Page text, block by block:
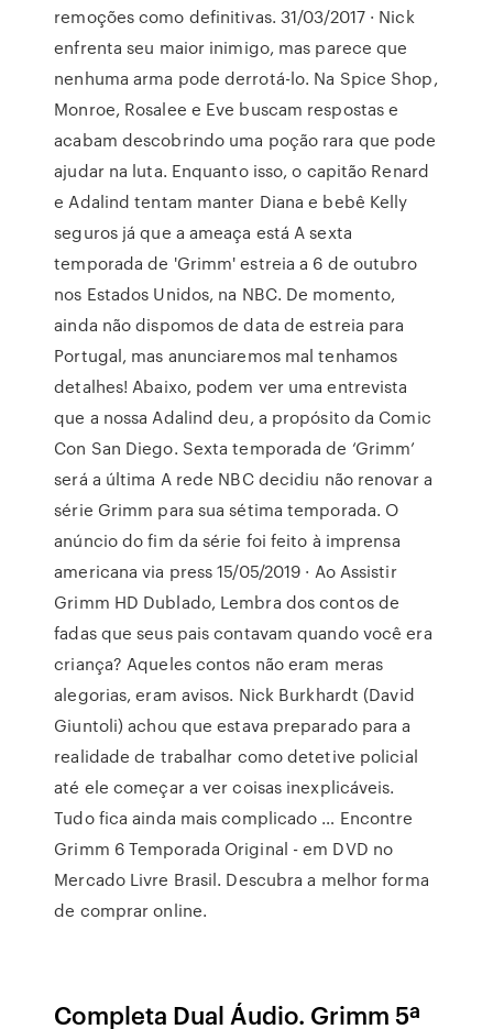
remoções como definitivas. 31/03/2017 · Nick
enfrenta seu maior inimigo, mas parece que
nenhuma arma pode derrotá-lo. Na Spice Shop,
Monroe, Rosalee e Eve buscam respostas e
acabam descobrindo uma poção rara que pode
ajudar na luta. Enquanto isso, o capitão Renard
e Adalind tentam manter Diana e bebê Kelly
seguros já que a ameaça está A sexta
temporada de 'Grimm' estreia a 6 de outubro
nos Estados Unidos, na NBC. De momento,
ainda não dispomos de data de estreia para
Portugal, mas anunciaremos mal tenhamos
detalhes! Abaixo, podem ver uma entrevista
que a nossa Adalind deu, a propósito da Comic
Con San Diego. Sexta temporada de ‘Grimm’
será a última A rede NBC decidiu não renovar a
série Grimm para sua sétima temporada. O
anúncio do fim da série foi feito à imprensa
americana via press 15/05/2019 · Ao Assistir
Grimm HD Dublado, Lembra dos contos de
fadas que seus pais contavam quando você era
criança? Aqueles contos não eram meras
alegorias, eram avisos. Nick Burkhardt (David
Giuntoli) achou que estava preparado para a
realidade de trabalhar como detetive policial
até ele começar a ver coisas inexplicáveis.
Tudo fica ainda mais complicado … Encontre
Grimm 6 Temporada Original - em DVD no
Mercado Livre Brasil. Descubra a melhor forma
de comprar online.
Completa Dual Áudio. Grimm 5ª